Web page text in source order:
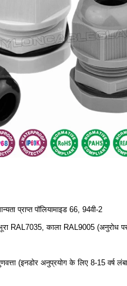
प्राप्त पॉलियामाइड 66, 94वी-2
RAL7035, काला RAL9005 (अनुरोध
(इनडोर अनुप्रयोग के लिए 8-15 वर्ष